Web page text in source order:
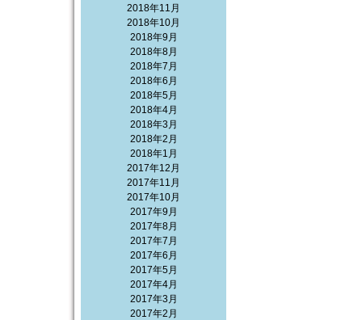
2018年11月
2018年10月
2018年9月
2018年8月
2018年7月
2018年6月
2018年5月
2018年4月
2018年3月
2018年2月
2018年1月
2017年12月
2017年11月
2017年10月
2017年9月
2017年8月
2017年7月
2017年6月
2017年5月
2017年4月
2017年3月
2017年2月